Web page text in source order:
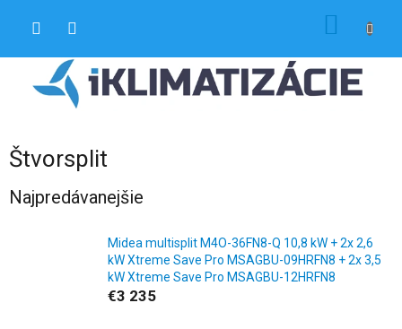
Štvorsplit
Najpredávanejšie
Midea multisplit M4O-36FN8-Q 10,8 kW + 2x 2,6
kW Xtreme Save Pro MSAGBU-09HRFN8 + 2x 3,5
kW Xtreme Save Pro MSAGBU-12HRFN8
€3 235